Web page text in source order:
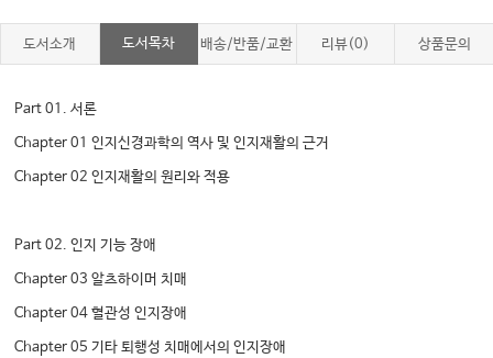
도서소개 도서목차 배송/반품/교환 리뷰(0) 상품문의
Part 01. 서론
Chapter 01 인지신경과학의 역사 및 인지재활의 근거
Chapter 02 인지재활의 원리와 적용
Part 02. 인지 기능 장애
Chapter 03 알츠하이머 치매
Chapter 04 혈관성 인지장애
Chapter 05 기타 퇴행성 치매에서의 인지장애